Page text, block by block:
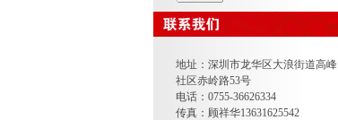
地址：深圳市龙华区大浪街道高峰
社区赤岭路53号
电话：0755-36626334
传真：顾祥华13631625542